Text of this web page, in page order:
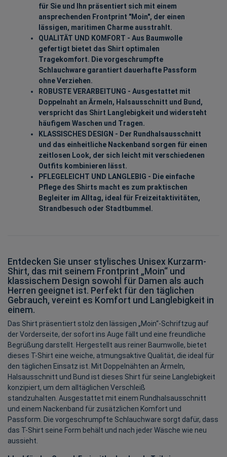
für Sie und Ihn präsentiert sich mit einem
ansprechenden Frontprint "Moin", der einen
lässigen, maritimen Charme ausstrahlt.
QUALITÄT UND KOMFORT - Aus Baumwolle
gefertigt bietet das Shirt optimalen
Tragekomfort. Die vorgeschrumpfte
Schlauchware garantiert dauerhafte Passform
ohne Verziehen.
ROBUSTE VERARBEITUNG - Ausgestattet mit
Doppelnaht an Ärmeln, Halsausschnitt und Bund,
verspricht das Shirt Langlebigkeit und widersteht
häufigem Waschen und Tragen.
KLASSISCHES DESIGN - Der Rundhalsausschnitt
und das einheitliche Nackenband sorgen für einen
zeitlosen Look, der sich leicht mit verschiedenen
Outfits kombinieren lässt.
PFLEGELEICHT UND LANGLEBIG - Die einfache
Pflege des Shirts macht es zum praktischen
Begleiter im Alltag, ideal für Freizeitaktivitäten,
Strandbesuch oder Stadtbummel.
Entdecken Sie unser stylisches Unisex Kurzarm-
Shirt, das mit seinem Frontprint „Moin“ und
klassischem Design sowohl für Damen als auch
Herren geeignet ist. Perfekt für den täglichen
Gebrauch, vereint es Komfort und Langlebigkeit in
einem.
Das Shirt präsentiert stolz den lässigen „Moin“-Schriftzug auf
der Vorderseite, der sofort ins Auge fällt und eine freundliche
Begrüßung darstellt. Hergestellt aus reiner Baumwolle, bietet
dieses T-Shirt eine weiche, atmungsaktive Qualität, die ideal für
den täglichen Einsatz ist. Mit Doppelnähten an Ärmeln,
Halsausschnitt und Bund ist dieses Shirt für seine Langlebigkeit
konzipiert, um dem alltäglichen Verschleiß
standzuhalten. Ausgestattet mit einem Rundhalsausschnitt
und einem Nackenband für zusätzlichen Komfort und
Passform. Die vorgeschrumpfte Schlauchware sorgt dafür, dass
das T-Shirt seine Form behält und nach jeder Wäsche wie neu
aussieht.